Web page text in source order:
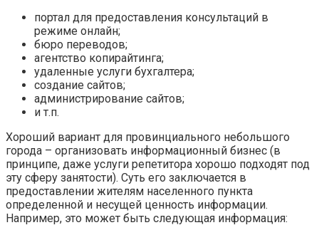
портал для предоставления консультаций в
режиме онлайн;
бюро переводов;
агентство копирайтинга;
удаленные услуги бухгалтера;
создание сайтов;
администрирование сайтов;
и т.п.
Хороший вариант для провинциального небольшого
города – организовать информационный бизнес (в
принципе, даже услуги репетитора хорошо подходят под
эту сферу занятости). Суть его заключается в
предоставлении жителям населенного пункта
определенной и несущей ценность информации.
Например, это может быть следующая информация: